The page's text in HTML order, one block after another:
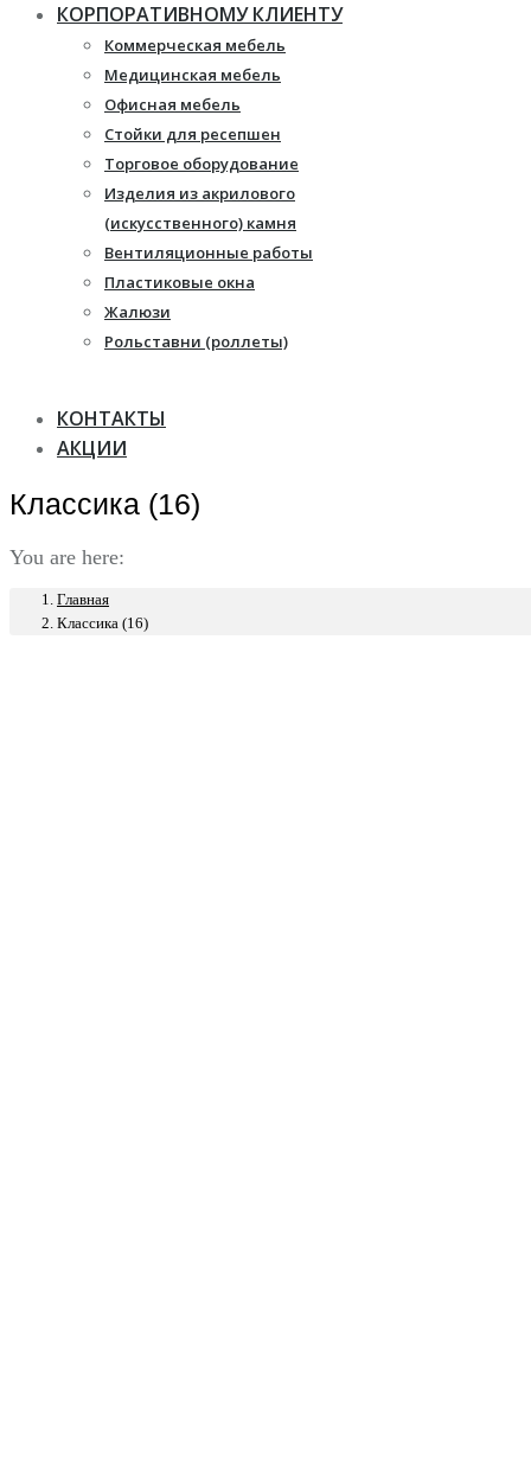
Каминные порталы
Камины Dimplex
Искусственный камень White
Hills
Балконы ПВХ
Пластиковые окна
Жалюзи
Рулонные шторы
КОРПОРАТИВНОМУ КЛИЕНТУ
Коммерческая мебель
Медицинская мебель
Офисная мебель
Стойки для ресепшен
Торговое оборудование
Изделия из акрилового
(искусственного) камня
Вентиляционные работы
Пластиковые окна
Жалюзи
Рольставни (роллеты)
КОНТАКТЫ
АКЦИИ
Классика (16)
You are here:
Главная
Классика (16)